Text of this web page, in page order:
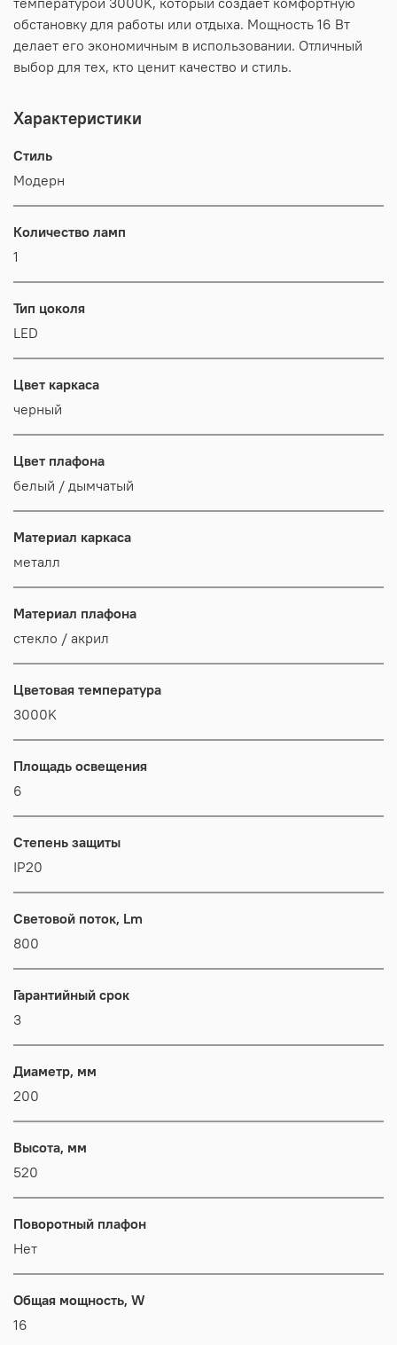
обстановку для работы или отдыха. Мощность 16 Вт
делает его экономичным в использовании. Отличный
выбор для тех, кто ценит качество и стиль.
Характеристики
Стиль
Модерн
Количество ламп
1
Тип цоколя
LED
Цвет каркаса
черный
Цвет плафона
белый / дымчатый
Материал каркаса
металл
Материал плафона
стекло / акрил
Цветовая температура
3000K
Площадь освещения
6
Степень защиты
IP20
Световой поток, Lm
800
Гарантийный срок
3
Диаметр, мм
200
Высота, мм
520
Поворотный плафон
Нет
Общая мощность, W
16